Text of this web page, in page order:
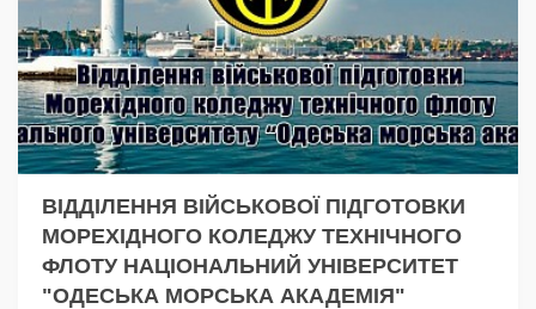
ВІДДІЛЕННЯ ВІЙСЬКОВОЇ ПІДГОТОВКИ
МОРЕХІДНОГО КОЛЕДЖУ ТЕХНІЧНОГО
ФЛОТУ НАЦІОНАЛЬНИЙ УНІВЕРСИТЕТ
"ОДЕСЬКА МОРСЬКА АКАДЕМІЯ"